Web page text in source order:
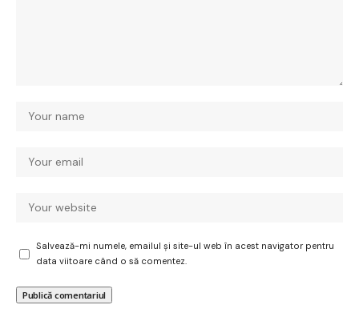
Salvează-mi numele, emailul și site-ul web în acest navigator pentru
data viitoare când o să comentez.